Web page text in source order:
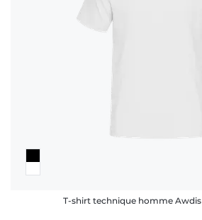
T-shirt technique homme Awdis